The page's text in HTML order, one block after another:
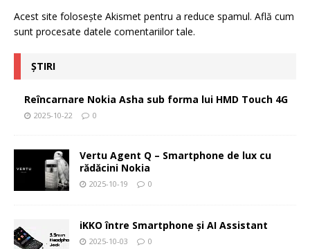
Acest site folosește Akismet pentru a reduce spamul. Află cum
sunt procesate datele comentariilor tale.
ȘTIRI
Reîncarnare Nokia Asha sub forma lui HMD Touch 4G
2025-10-22 0
Vertu Agent Q – Smartphone de lux cu
rădăcini Nokia
2025-10-19 0
iKKO între Smartphone și AI Assistant
2025-10-03 0